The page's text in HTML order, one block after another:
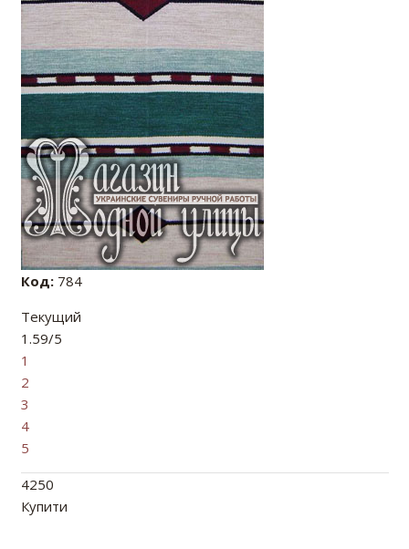
Код:784
Текущий
1.59/5
1
2
3
4
5
4250
Купити